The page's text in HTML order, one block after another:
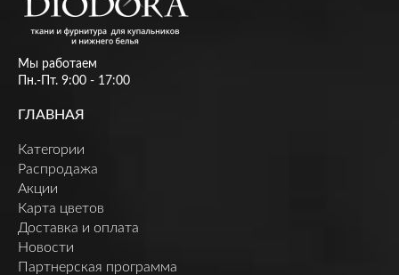
Мы работаем
Пн.-Пт. 9:00 - 17:00
ГЛАВНАЯ
Категории
Распродажа
Акции
Карта цветов
Доставка и оплата
Новости
Партнерская программа